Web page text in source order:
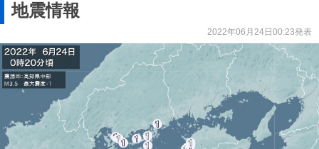
地震情報
2022年06月24日00:23発表